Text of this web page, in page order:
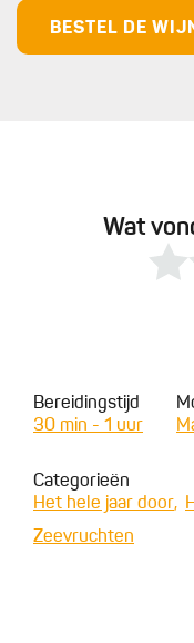
BESTEL DE
Wat
Bereidingstijd
30 min - 1 uur
Categorieën
Het hele jaar door
Zeevruchten